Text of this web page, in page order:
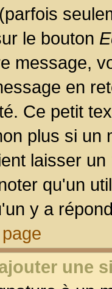
le bouton
message,
en
Ce petit
plus si un
laisser
qu'un
y a
une